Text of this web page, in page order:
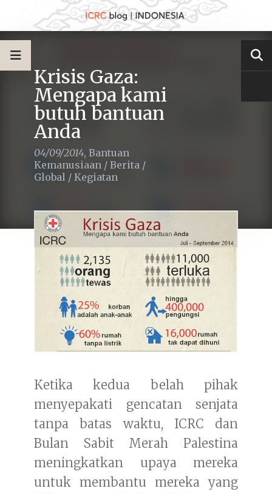
Krisis Gaza:
Mengapa kami
butuh bantuan
Anda
04/09/2014, Bantuan
Kemanusiaan / Berita /
Global / Kegiatan
Ketika kedua belah pihak
menyepakati gencatan senjata
tanpa batas waktu, ICRC dan
Bulan Sabit Merah Palestina
meningkatkan upaya mereka
untuk membantu mereka yang